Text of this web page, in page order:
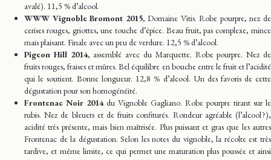
avalé). 11,5 % d’alcool.
WWW Vignoble Bromont 2015, Domaine Vitis. Robe pourpre, nez de
cerises rouges, griottes, une touche d’épice. Beau fruit, pas complexe, mince
mais plaisant. Finale avec un peu de verdure. 12,5 % d’alcool.
Pigeon Hill 2014, assemblé avec du Marquette. Robe pourpre. Nez de
fruits rouges, fraises et mûres. Bel équilibre en bouche entre le fruit et l’acidité
qui le soutient. Bonne longueur. 12,8 % d’alcool. Un des favoris de cette
dégustation pour son homogénéité.
Frontenac Noir 2014du Vignoble Gagliano. Robe pourpre tirant sur le
rubis. Nez de bleuets et de fruits confiturés. Rondeur agréable (l’alcool ?),
acidité très présente, mais bien maîtrisée. Plus puissant et gras que les autres
Frontenac de la dégustation. Selon les notes du vignoble, la récolte est très
tardive, et même limite, ce qui permet une maturation plus poussée et ainsi